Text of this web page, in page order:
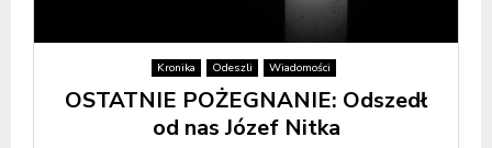
Kronika Odeszli Wiadomości
OSTATNIE POŻEGNANIE: Odszedł
od nas Józef Nitka